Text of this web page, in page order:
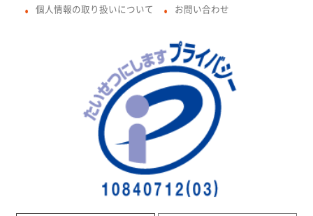
● 個人情報の取り扱いについて ● お問い合わせ